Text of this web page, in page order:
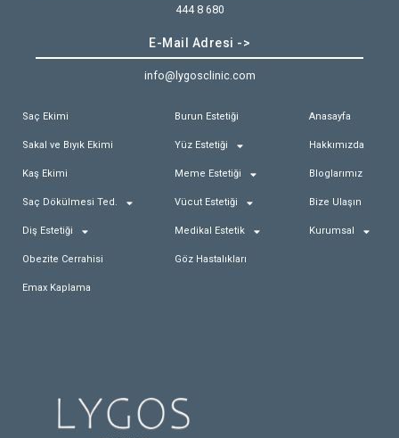
444 8 680
E-Mail Adresi ->
info@lygosclinic.com
Saç Ekimi
Sakal ve Bıyık Ekimi
Kaş Ekimi
Saç Dökülmesi Ted.
Diş Estetiği
Obezite Cerrahisi
Emax Kaplama
Burun Estetiği
Yüz Estetiği
Meme Estetiği
Vücut Estetiği
Medikal Estetik
Göz Hastalıkları
Anasayfa
Hakkımızda
Bloglarımız
Bize Ulaşın
Kurumsal